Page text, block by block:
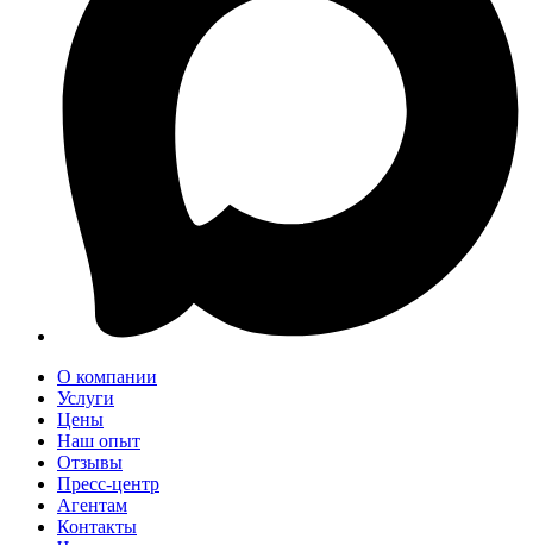
О компании
Услуги
Цены
Наш опыт
Отзывы
Пресс-центр
Агентам
Контакты